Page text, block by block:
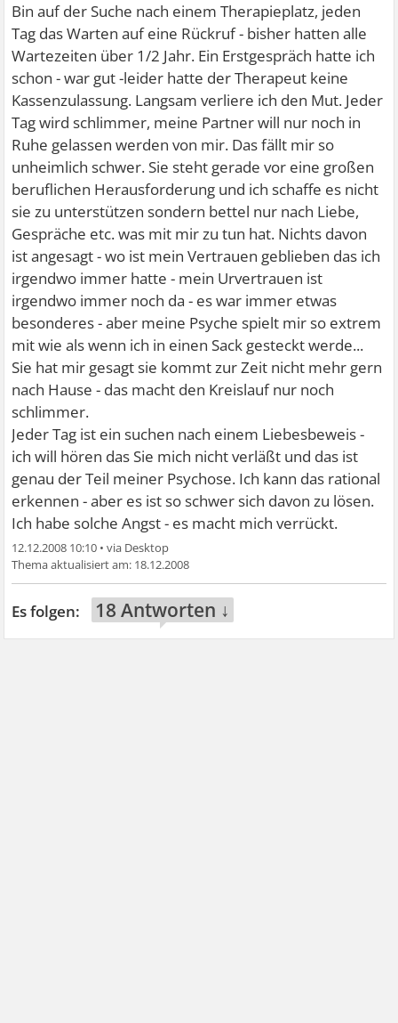
Bin auf der Suche nach einem Therapieplatz, jeden
Tag das Warten auf eine Rückruf - bisher hatten alle
Wartezeiten über 1/2 Jahr. Ein Erstgespräch hatte ich
schon - war gut -leider hatte der Therapeut keine
Kassenzulassung. Langsam verliere ich den Mut. Jeder
Tag wird schlimmer, meine Partner will nur noch in
Ruhe gelassen werden von mir. Das fällt mir so
unheimlich schwer. Sie steht gerade vor eine großen
beruflichen Herausforderung und ich schaffe es nicht
sie zu unterstützen sondern bettel nur nach Liebe,
Gespräche etc. was mit mir zu tun hat. Nichts davon
ist angesagt - wo ist mein Vertrauen geblieben das ich
irgendwo immer hatte - mein Urvertrauen ist
irgendwo immer noch da - es war immer etwas
besonderes - aber meine Psyche spielt mir so extrem
mit wie als wenn ich in einen Sack gesteckt werde...
Sie hat mir gesagt sie kommt zur Zeit nicht mehr gern
nach Hause - das macht den Kreislauf nur noch
schlimmer.
Jeder Tag ist ein suchen nach einem Liebesbeweis -
ich will hören das Sie mich nicht verläßt und das ist
genau der Teil meiner Psychose. Ich kann das rational
erkennen - aber es ist so schwer sich davon zu lösen.
Ich habe solche Angst - es macht mich verrückt.
12.12.2008 10:10 •
18.12.2008
18 Antworten ↓